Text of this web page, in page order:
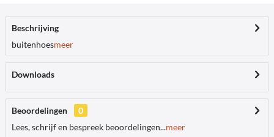
Beschrijving
buitenhoesmeer
Downloads
Beoordelingen
0
Lees, schrijf en bespreek beoordelingen...meer